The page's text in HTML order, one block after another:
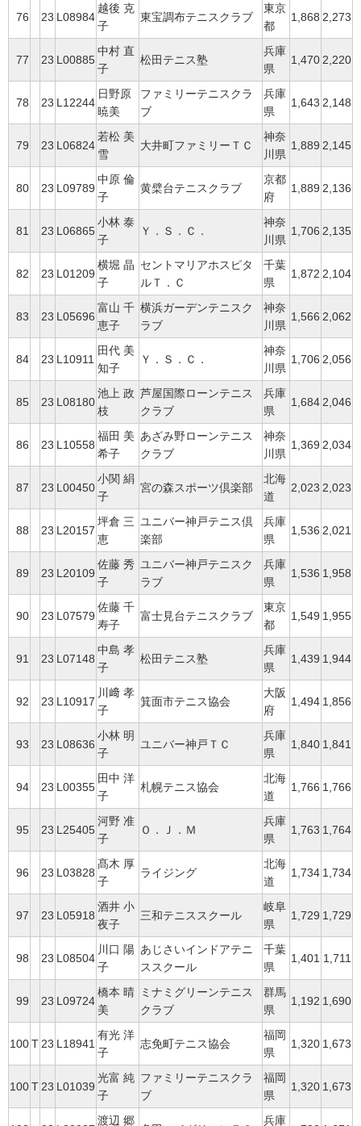
76 23 L08984
越後 克
子
東宝調布テニスクラブ
東京
都
1,868 2,273
77 23 L00885
中村 直
子
松田テニス塾
兵庫
県
1,470 2,220
78 23 L12244
日野原
暁美
ファミリーテニスクラ
ブ
兵庫
県
1,643 2,148
79 23 L06824
若松 美
雪
大井町ファミリーＴＣ
神奈
川県
1,889 2,145
80 23 L09789
中原 倫
子
黄檗台テニスクラブ
京都
府
1,889 2,136
81 23 L06865
小林 泰
子
Ｙ．Ｓ．Ｃ．
神奈
川県
1,706 2,135
82 23 L01209
横堀 晶
子
セントマリアホスピタ
ルＴ．Ｃ
千葉
県
1,872 2,104
83 23 L05696
富山 千
恵子
横浜ガーデンテニスク
ラブ
神奈
川県
1,566 2,062
84 23 L10911
田代 美
知子
Ｙ．Ｓ．Ｃ．
神奈
川県
1,706 2,056
85 23 L08180
池上 政
枝
芦屋国際ローンテニス
クラブ
兵庫
県
1,684 2,046
86 23 L10558
福田 美
希子
あざみ野ローンテニス
クラブ
神奈
川県
1,369 2,034
87 23 L00450
小関 絹
子
宮の森スポーツ倶楽部
北海
道
2,023 2,023
88 23 L20157
坪倉 三
恵
ユニバー神戸テニス倶
楽部
兵庫
県
1,536 2,021
89 23 L20109
佐藤 秀
子
ユニバー神戸テニスク
ラブ
兵庫
県
1,536 1,958
90 23 L07579
佐藤 千
寿子
富士見台テニスクラブ
東京
都
1,549 1,955
91 23 L07148
中島 孝
子
松田テニス塾
兵庫
県
1,439 1,944
92 23 L10917
川﨑 孝
子
箕面市テニス協会
大阪
府
1,494 1,856
93 23 L08636
小林 明
子
ユニバー神戸ＴＣ
兵庫
県
1,840 1,841
94 23 L00355
田中 洋
子
札幌テニス協会
北海
道
1,766 1,766
95 23 L25405
河野 准
子
Ｏ．Ｊ．Ｍ
兵庫
県
1,763 1,764
96 23 L03828
髙木 厚
子
ライジング
北海
道
1,734 1,734
97 23 L05918
酒井 小
夜子
三和テニススクール
岐阜
県
1,729 1,729
98 23 L08504
川口 陽
子
あじさいインドアテニ
ススクール
千葉
県
1,401 1,711
99 23 L09724
橋本 晴
美
ミナミグリーンテニス
クラブ
群馬
県
1,192 1,690
100T 23 L18941
有光 洋
子
志免町テニス協会
福岡
県
1,320 1,673
100T 23 L01039
光富 純
子
ファミリーテニスクラ
ブ
福岡
県
1,320 1,673
渡辺 郷
兵庫